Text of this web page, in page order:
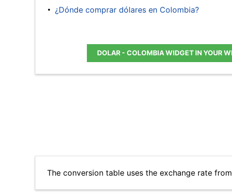
¿Dónde comprar dólares en Colombia?
DOLAR - COLOMBIA WIDGET IN YOUR
The conversion table uses the exchange rate